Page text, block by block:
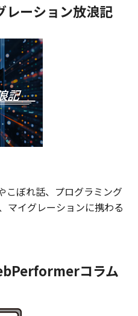
レーション放浪記
こぼれ話、プログラミング
マイグレーションに携わる
コラム